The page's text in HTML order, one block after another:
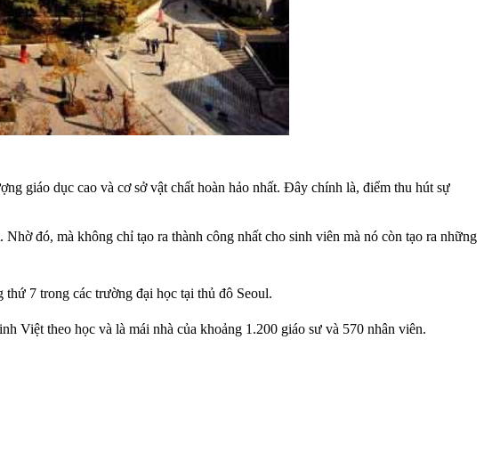
giáo dục cao và cơ sở vật chất hoàn hảo nhất. Đây chính là, điểm thu hút sự
đó, mà không chỉ tạo ra thành công nhất cho sinh viên mà nó còn tạo ra những
7 trong các trường đại học tại thủ đô Seoul.
Việt theo học và là mái nhà của khoảng 1.200 giáo sư và 570 nhân viên.